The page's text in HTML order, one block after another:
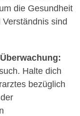
die Gesundheit
sind
Halte dich
bezüglich